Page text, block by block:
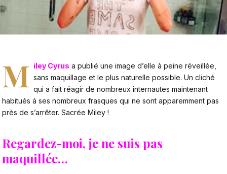
M iley Cyrus a publié une image d’elle à peine réveillée,
sans maquillage et le plus naturelle possible. Un cliché
qui a fait réagir de nombreux internautes maintenant
habitués à ses nombreux frasques qui ne sont apparemment pas
près de s’arrêter. Sacrée Miley !
Regardez-moi, je ne suis pas
maquillée…